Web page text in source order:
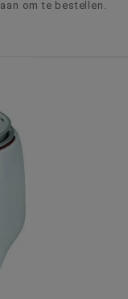
aan om te bestellen.